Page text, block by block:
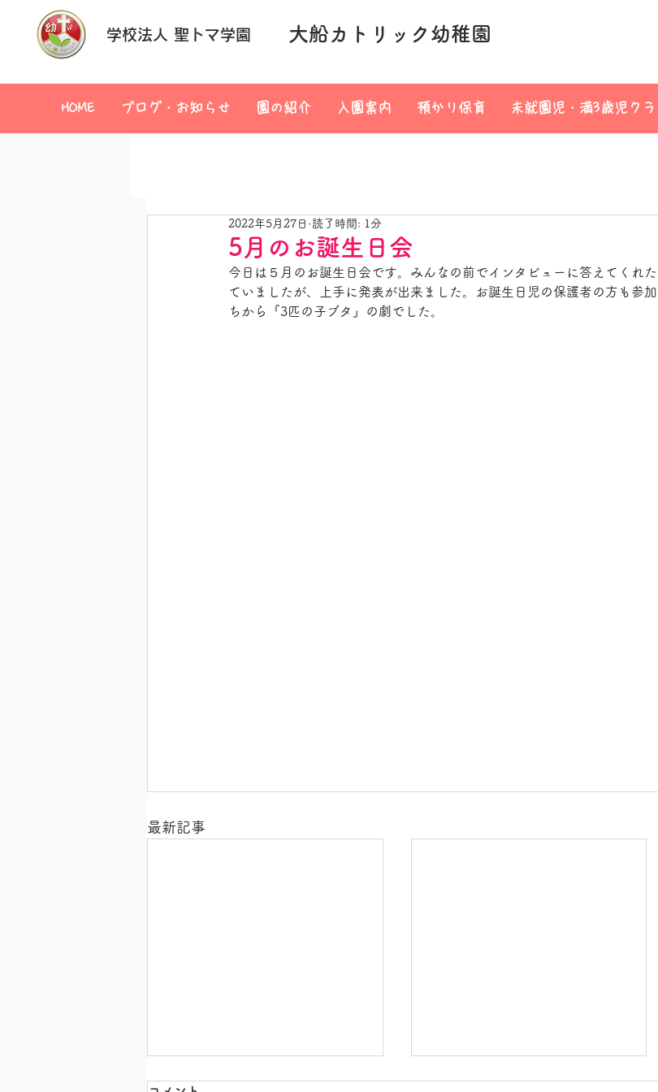
学校法人 聖トマ学園 大船カトリック幼稚園
HOME ブログ・お知らせ 園の紹介 入園案内 預かり保育 未就園児・満3歳児クラ
5月のお誕生日会
2022年5月27日 読了時間: 1分
今日は５月のお誕生日会です。みんなの前でインタビューに答えてくれ
ていましたが、上手に発表が出来ました。お誕生日児の保護者の方も参
ちから『3匹の子ブタ』の劇でした。
最新記事